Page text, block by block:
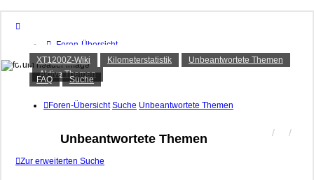
Foren-Übersicht
FAQ
Suche
Unbeantwortete Themen
Registrieren
XT1200Z-Wiki Kilometerstatistik
Unbeantwortete Themen
Aktive Themen
XT1200Z-Forum
Alles rund um die Yamaha XT1200Z Super Ténéré
FAQ Suche
Foren-Übersicht Suche Unbeantwortete Themen
Unbeantwortete Themen
Zur erweiterten Suche